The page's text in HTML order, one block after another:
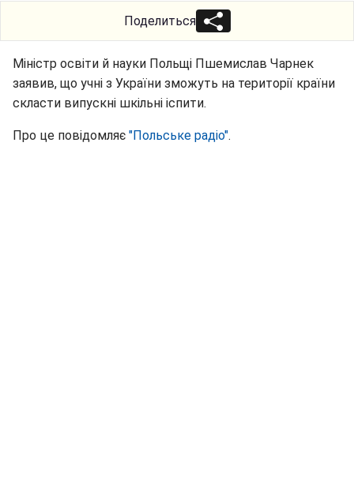
Поделиться
Міністр освіти й науки Польщі Пшемислав Чарнек
заявив, що учні з України зможуть на території країни
скласти випускні шкільні іспити.
Про це повідомляє "Польське радіо".